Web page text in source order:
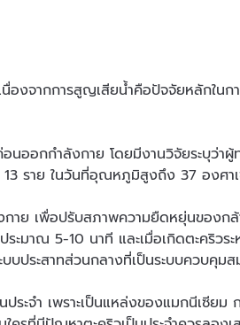
องจากการสูญเสียน้ำคือปัจจัยหลักในก
นออกกำลังกาย โดยมีงานวิจัยระบุว่
ราย ในวันที่อุณหภูมิสูงถึง 37 องศ
าย เพื่อปรับสภาพความยืดหยุ่นของก
ะมาณ 5-10 นาที และเมื่อเกิดตะคริว
บประสาทส่วนกลางที่เป็นระบบควบคุ
ะจำ เพราะเป็นแหล่งของแมกนีเซีย